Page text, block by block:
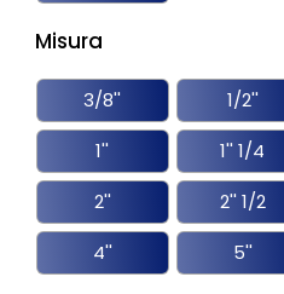
Misura
3/8'' 1/2''
1''
1'' 1/4
2''
2'' 1/2
4''
5''